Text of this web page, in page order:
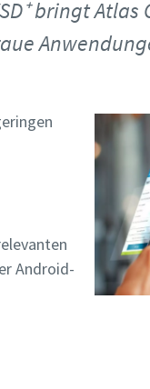
bringt Atlas
Android-